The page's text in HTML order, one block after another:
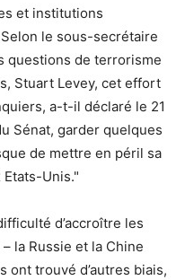
et institutions
le sous-secrétaire
questions de terrorisme
Stuart Levey, cet effort
a-t-il déclaré le 21
Sénat, garder quelques
de mettre en péril sa
Unis."
d’accroître les
– la Russie et la Chine
trouvé d’autres biais,